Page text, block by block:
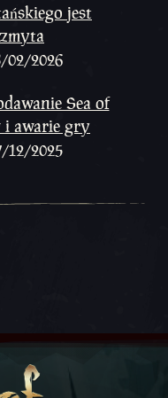
jest
02/2026
Sea of
i awarie gry
12/2025